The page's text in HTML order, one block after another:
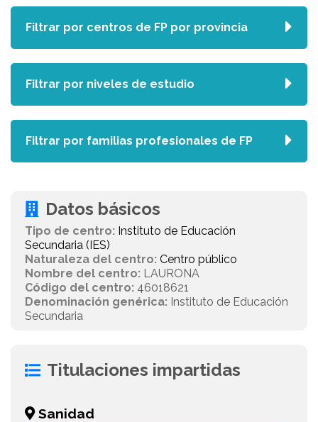
Datos básicos
Tipo de centro: Instituto de Educación
Secundaria (IES)
Naturaleza del centro: Centro público
Nombre del centro: LAURONA
Código del centro: 46018621
Denominación genérica: Instituto de Educación
Secundaria
Titulaciones impartidas
Sanidad
Filtrar por centros de FP por provincia
Filtrar por niveles de estudio
Filtrar por familias profesionales de FP